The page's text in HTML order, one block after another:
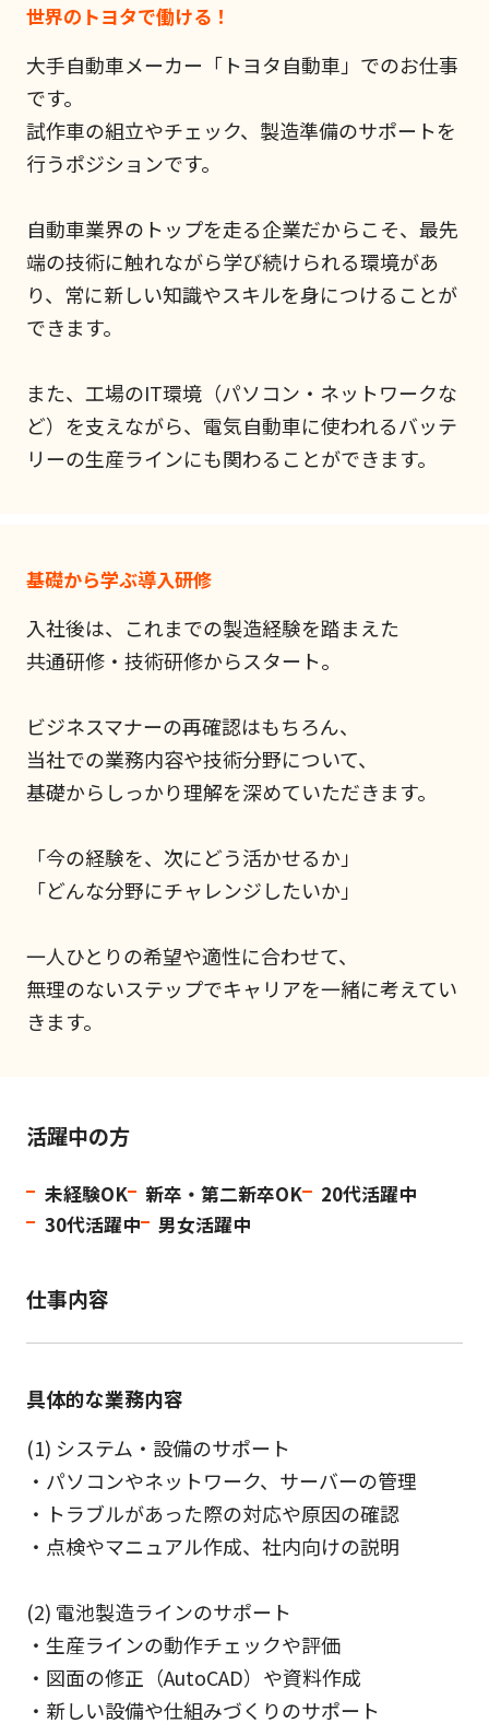
世界のトヨタで働ける！
大手自動車メーカー「トヨタ自動車」でのお仕事
です。
試作車の組立やチェック、製造準備のサポートを
行うポジションです。
自動車業界のトップを走る企業だからこそ、最先
端の技術に触れながら学び続けられる環境があ
り、常に新しい知識やスキルを身につけることが
できます。
また、工場のIT環境（パソコン・ネットワークな
ど）を支えながら、電気自動車に使われるバッテ
リーの生産ラインにも関わることができます。
基礎から学ぶ導入研修
入社後は、これまでの製造経験を踏まえた
共通研修・技術研修からスタート。
ビジネスマナーの再確認はもちろん、
当社での業務内容や技術分野について、
基礎からしっかり理解を深めていただきます。
「今の経験を、次にどう活かせるか」
「どんな分野にチャレンジしたいか」
一人ひとりの希望や適性に合わせて、
無理のないステップでキャリアを一緒に考えてい
きます。
活躍中の方
未経験OK 新卒・第二新卒OK
20代活躍中
30代活躍中
男女活躍中
仕事内容
具体的な業務内容
(1) システム・設備のサポート
・パソコンやネットワーク、サーバーの管理
・トラブルがあった際の対応や原因の確認
・点検やマニュアル作成、社内向けの説明
(2) 電池製造ラインのサポート
・生産ラインの動作チェックや評価
・図面の修正（AutoCAD）や資料作成
・新しい設備や仕組みづくりのサポート